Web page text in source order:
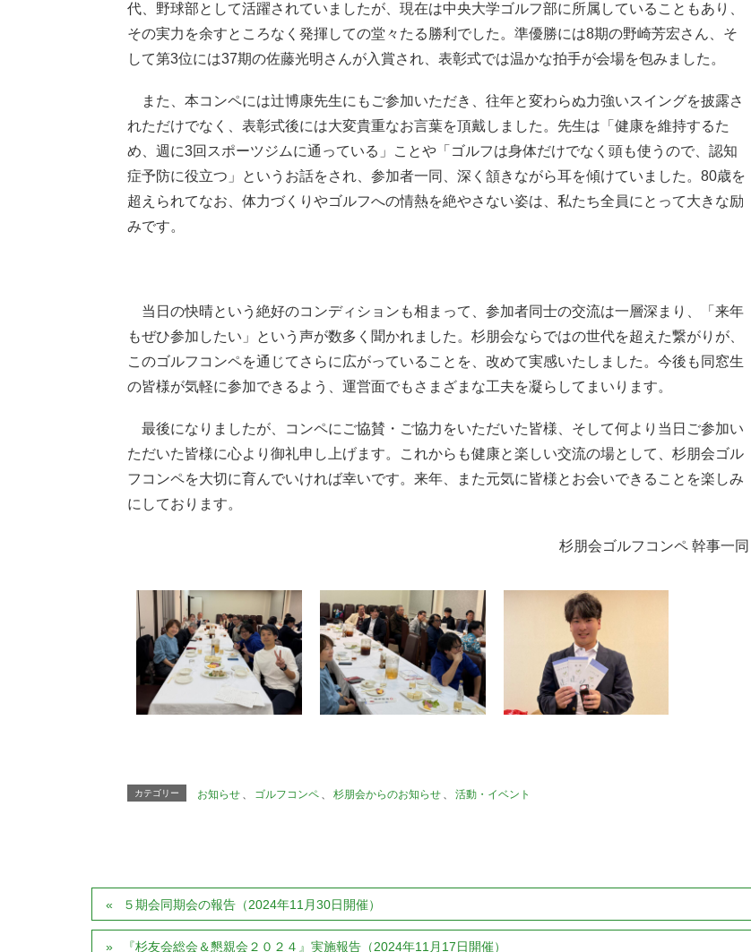
代、野球部として活躍されていましたが、現在は中央大学ゴルフ部に所属していることもあり、
その実力を余すところなく発揮しての堂々たる勝利でした。準優勝には8期の野崎芳宏さん、そ
して第3位には37期の佐藤光明さんが入賞され、表彰式では温かな拍手が会場を包みました。
また、本コンペには辻博康先生にもご参加いただき、往年と変わらぬ力強いスイングを披露さ
れただけでなく、表彰式後には大変貴重なお言葉を頂戴しました。先生は「健康を維持するた
め、週に3回スポーツジムに通っている」ことや「ゴルフは身体だけでなく頭も使うので、認知
症予防に役立つ」というお話をされ、参加者一同、深く頷きながら耳を傾けていました。80歳を
超えられてなお、体力づくりやゴルフへの情熱を絶やさない姿は、私たち全員にとって大きな励
みです。
当日の快晴という絶好のコンディションも相まって、参加者同士の交流は一層深まり、「来年
もぜひ参加したい」という声が数多く聞かれました。杉朋会ならではの世代を超えた繋がりが、
このゴルフコンペを通じてさらに広がっていることを、改めて実感いたしました。今後も同窓生
の皆様が気軽に参加できるよう、運営面でもさまざまな工夫を凝らしてまいります。
最後になりましたが、コンペにご協賛・ご協力をいただいた皆様、そして何より当日ご参加い
ただいた皆様に心より御礼申し上げます。これからも健康と楽しい交流の場として、杉朋会ゴル
フコンペを大切に育んでいければ幸いです。来年、また元気に皆様とお会いできることを楽しみ
にしております。
杉朋会ゴルフコンペ 幹事一同
カテゴリー お知らせ 、 ゴルフコンペ 、 杉朋会からのお知らせ 、 活動・イベント
５期会同期会の報告（2024年11月30日開催）
『杉友会総会＆懇親会２０２４』実施報告（2024年11月17日開催）